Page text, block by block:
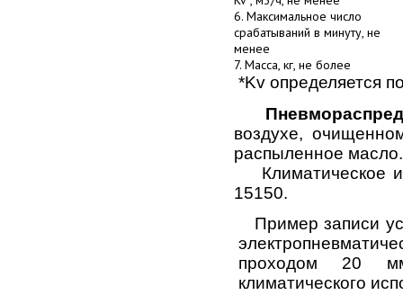
6. Максимальное число
срабатываний в минуту, не
менее
7. Масса, кг, не более
*Kv определяется
воздухе,
распыленное масло.
Климатическое
15150.
Пример записи
проходом 20
климатического